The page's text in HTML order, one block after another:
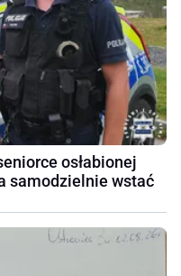
osłabionej
samodzielnie wstać